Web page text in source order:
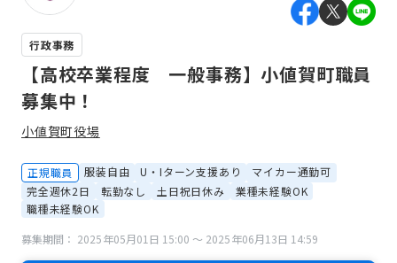
行政事務
【高校卒業程度 一般事務】小値賀町職員
募集中！
小値賀町役場
正規職員 服装自由 U・Iターン支援あり
マイカー通勤可
完全週休2日
転勤なし 土日祝日休み
業種未経験OK
職種未経験OK
募集期間： 2025年05月01日 15:00 〜 2025年06月13日 14:59